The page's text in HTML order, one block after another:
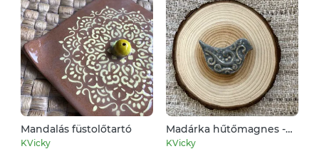
Mandalás füstolőtartó
KVicky
Madárka hűtőmagnes -
szürke
KVicky